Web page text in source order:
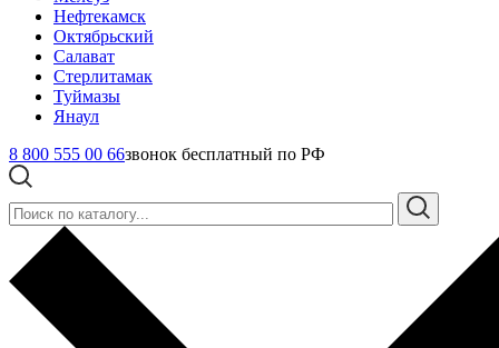
Нефтекамск
Октябрьский
Салават
Стерлитамак
Туймазы
Янаул
8 800 555 00 66звонок бесплатный по РФ